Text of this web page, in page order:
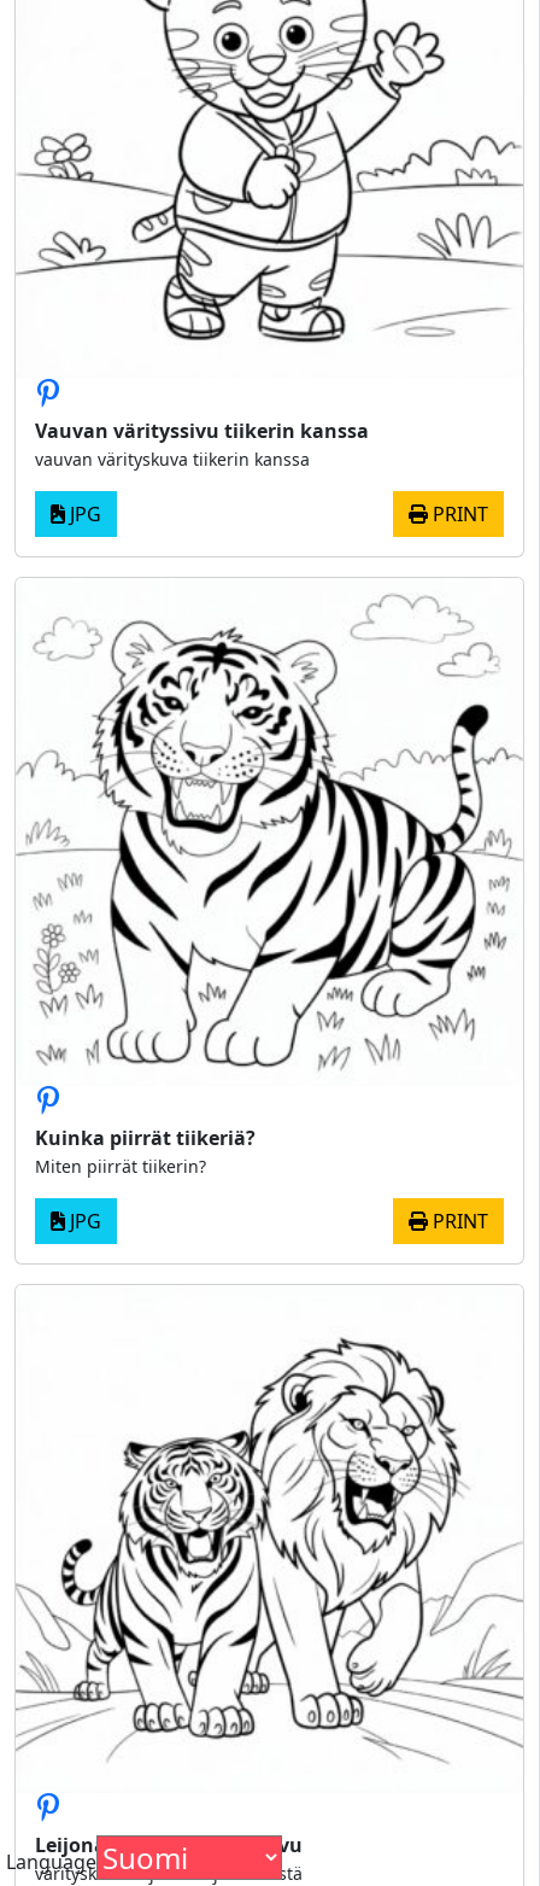
Vauvan värityssivu tiikerin kanssa
vauvan värityskuva tiikerin kanssa
JPG PRINT
Kuinka piirrät tiikeriä?
Miten piirrät tiikerin?
JPG PRINT
Leijona ja tiikeri värityssivu
värityskuva leijonasta ja tiikeristä
Language